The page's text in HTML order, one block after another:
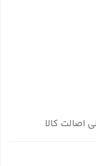
اصالت کالا